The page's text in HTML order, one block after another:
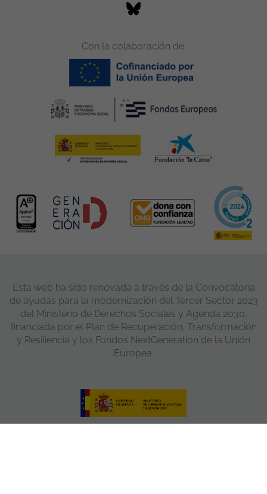
Con la colaboración de:
Esta web ha sido renovada a través de la Convocatoria
de ayudas para la modernización del Tercer Sector 2023
del Ministerio de Derechos Sociales y Agenda 2030,
financiada por el Plan de Recuperación, Transformación
y Resiliencia y los Fondos NextGeneration de la Unión
Europea.